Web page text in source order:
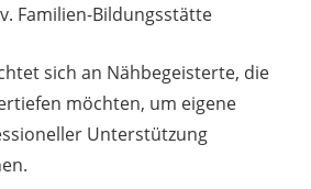
Familien-Bildungsstätte
sich an Nähbegeisterte, die
möchten, um eigene
Unterstützung